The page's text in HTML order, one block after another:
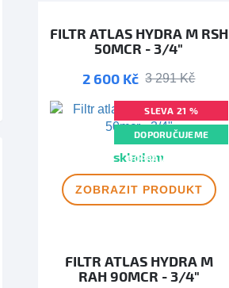
FILTR ATLAS HYDRA M RSH
50MCR - 3/4"
2 600 Kč 3 291 Kč
SLEVA 21 %
DOPORUČUJEME
DOPRAVA ZDARMA
skladem
ZOBRAZIT PRODUKT
FILTR ATLAS HYDRA M
RAH 90MCR - 3/4"